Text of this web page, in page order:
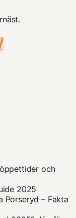
och
2025
Porseryd – Fakta